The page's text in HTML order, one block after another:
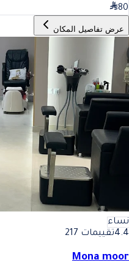
80
عرض تفاصيل المكان
نساء
4.4تقييمات 217
Mona moor